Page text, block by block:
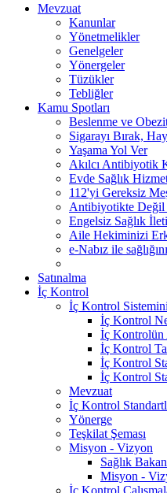
Mevzuat
Kanunlar
Yönetmelikler
Genelgeler
Yönergeler
Tüzükler
Tebliğler
Kamu Spotları
Beslenme ve
Sigarayı Bırak,
Yaşama Yol Ver
Akılcı Antibiyotik
Evde Sağlık
112'yi Gereksiz
Antibiyotikte Değil
Engelsiz Sağlık
Aile Hekiminizi
e-Nabız ile
Satınalma
İç Kontrol
İç Kontrol Sistemini
İç Kontrol
İç Kontrolün
İç Kontrol
İç Kontrol
İç Kontrol
Mevzuat
İç Kontrol
Yönerge
Teşkilat Şeması
Misyon - Vizyon
Sağlık
Misyon -
İç Kontrol